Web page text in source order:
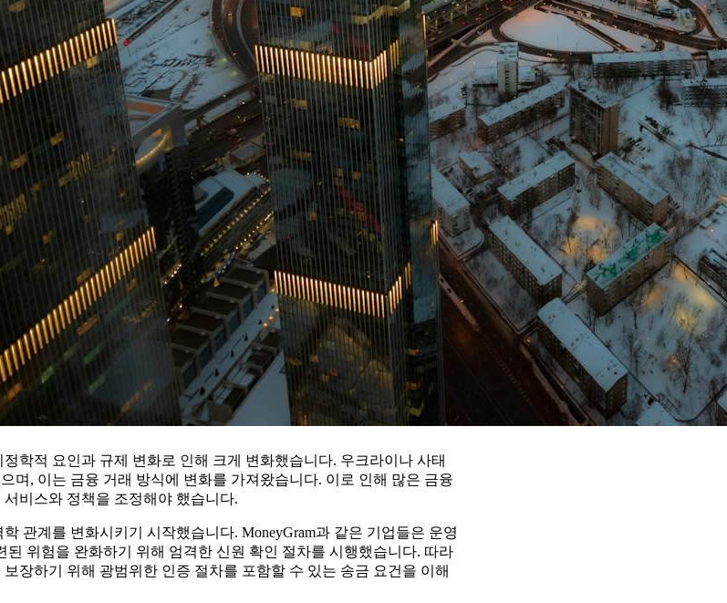
학적 요인과 규제 변화로 인해 크게 변화했습니다. 우크라이나 사태
며, 이는 금융 거래 방식에 변화를 가져왔습니다. 이로 인해 많은 금융
비스와 정책을 조정해야 했습니다.
관계를 변화시키기 시작했습니다. MoneyGram과 같은 기업들은 운영
된 위험을 완화하기 위해 엄격한 신원 확인 절차를 시행했습니다. 따라
장하기 위해 광범위한 인증 절차를 포함할 수 있는 송금 요건을 이해